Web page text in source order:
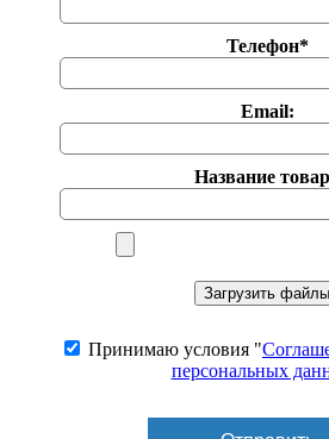
Телефон*
Email:
Название
Принимаю условия "
персональных